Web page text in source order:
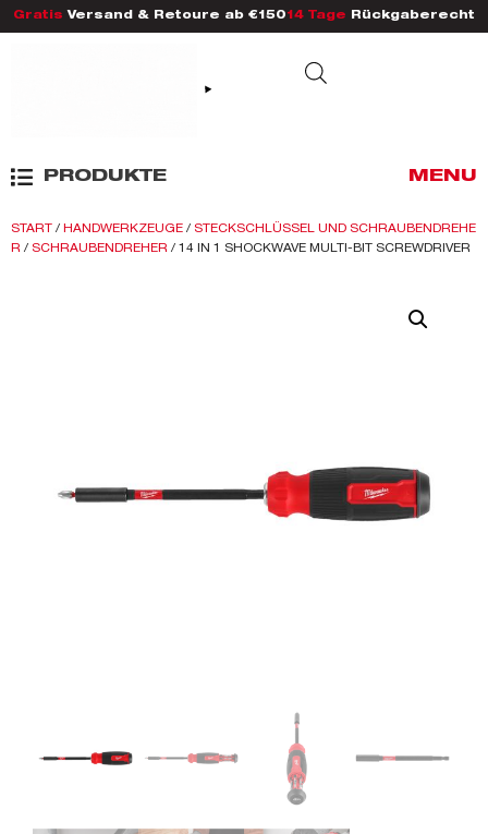
Gratis Versand & Retoure ab €150 14 Tage Rückgaberecht
PRODUKTE MENU
START / HANDWERKZEUGE / STECKSCHLÜSSEL UND SCHRAUBENDREHE
R / SCHRAUBENDREHER / 14 IN 1 SHOCKWAVE MULTI-BIT SCREWDRIVER